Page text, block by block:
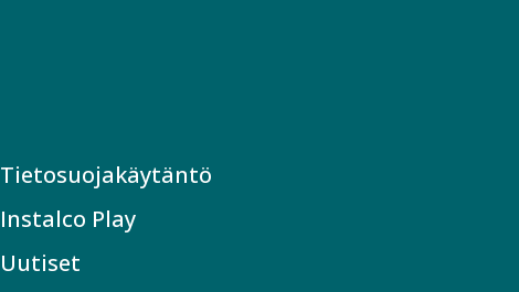
Tietosuojakäytäntö
Instalco Play
Uutiset